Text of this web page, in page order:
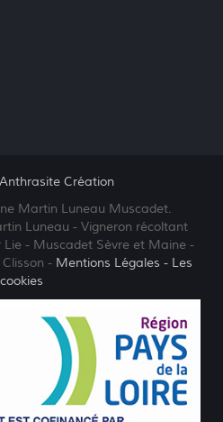
Anthrasite Création
Martin Luneau Muscadet.
Luneau - Vigneron récoltant
- Muscadet Sèvre et Maine -
- Mentions Légales - Les
cookies